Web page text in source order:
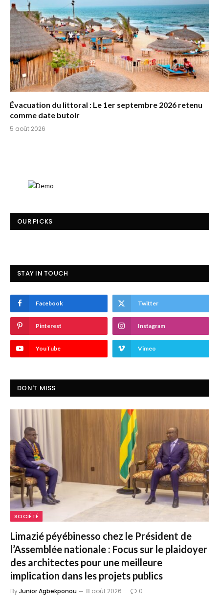
Évacuation du littoral : Le 1er septembre 2026 retenu
comme date butoir
5 août 2026
OUR PICKS
STAY IN TOUCH
Facebook Twitter
Pinterest Instagram
YouTube Vimeo
DON'T MISS
SOCIÉTÉ
Limazié péyébinesso chez le Président de
l’Assemblée nationale : Focus sur le plaidoyer
des architectes pour une meilleure
implication dans les projets publics
ByJunior Agbekponou 8 août 2026 0